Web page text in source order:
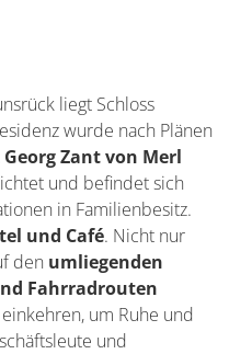
liegt Schloss
wurde nach Plänen
Zant von Merl
und befindet sich
in Familienbesitz.
und Café. Nicht nur
den umliegenden
Fahrradrouten
um Ruhe und
und